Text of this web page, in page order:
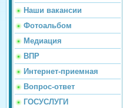
Наши вакансии
Фотоальбом
Медиация
ВПР
Интернет-приемная
Вопрос-ответ
ГОСУСЛУГИ